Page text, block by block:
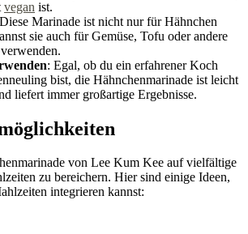
vegan ist.
Marinade ist nicht nur für Hähnchen
sie auch für Gemüse, Tofu oder andere
: Egal, ob du ein erfahrener Koch
bist, die Hähnchenmarinade ist leicht
liefert immer großartige Ergebnisse.
von Lee Kum Kee auf vielfältige
zu bereichern. Hier sind einige Ideen,
integrieren kannst: